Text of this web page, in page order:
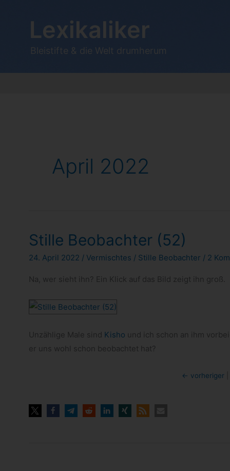
Lexikaliker
Bleistifte & die Welt drumherum
April 2022
Stille Beobachter (52)
24. April 2022 / Vermischtes / Stille Beobachter / 2
Na, wer sieht ihn? Ein Klick auf das Bild zeigt ihn groß.
Unzäh­lige Male sind Kisho und ich schon an ihm
er uns wohl schon beob­ach­tet hat?
← vor­he­ri­ger